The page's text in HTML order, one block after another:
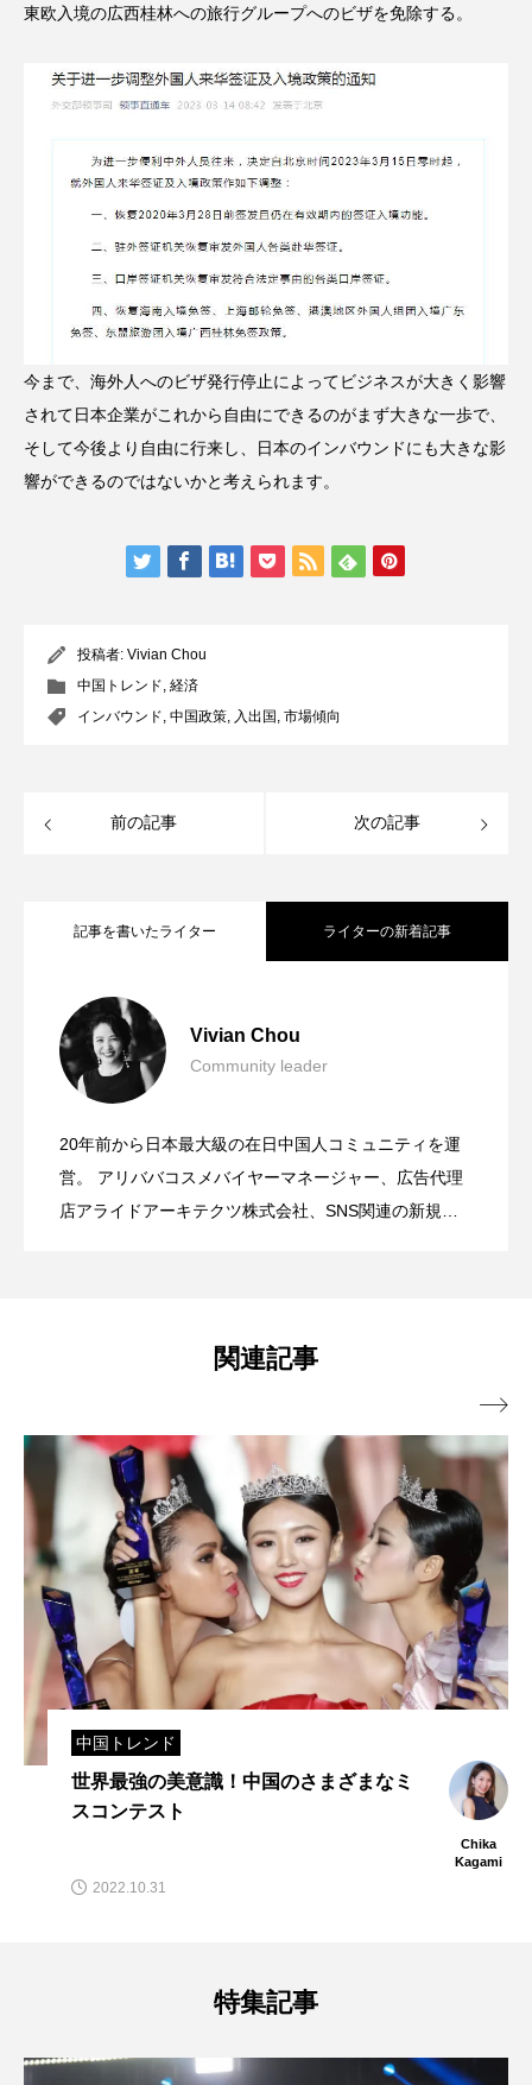
東欧入境の広西桂林への旅行グループへのビザを免除する。
今まで、海外人へのビザ発行停止によってビジネスが大きく影響
されて日本企業がこれから自由にできるのがまず大きな一歩で、
そして今後より自由に行来し、日本のインバウンドにも大きな影
響ができるのではないかと考えられます。
投稿者: Vivian Chou
中国トレンド, 経済
インバウンド, 中国政策, 入出国 , 市場傾向
前の記事 次の記事
記事を書いたライター ライターの新着記事
Vivian Chou
Community leader
20年前から日本最大級の在日中国人コミュニティを運
営。 アリババコスメバイヤーマネージャー、広告代理
店アライドアーキテクツ株式会社、SNS関連の新規事
幅広い事業展開を行う。
2025.01.15
変
2024.12.25
る環境配慮型スキンケアブランドの成功
2023.04.14 【中国最新SNS事情】やりすぎSNSへイ
関連記事
中国トレンド
世界最強の美意識！中国のさまざまなミ
スコンテスト
Chika
Kagami
2022.10.31

特集記事